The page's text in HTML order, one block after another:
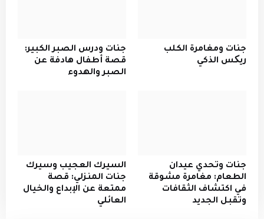
جنات ومغامرة الكلب
ريکس الذكي
جنات ودرس الصبر الكبير:
قصة أطفال هادفة عن
الصبر والهدوء
جنات وتحدي عيدان
الطعام: مغامرة مشوقة
في اكتشاف الثقافات
وتقبل الجديد
السيرك العجيب وسيرك
جنات المنزلي: قصة
ممتعة عن الإبداع والخيال
العائلي